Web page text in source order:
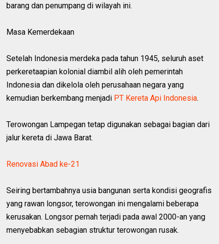
barang dan penumpang di wilayah ini.
Masa Kemerdekaan
Setelah Indonesia merdeka pada tahun 1945, seluruh aset
perkeretaapian kolonial diambil alih oleh pemerintah
Indonesia dan dikelola oleh perusahaan negara yang
kemudian berkembang menjadi PT Kereta Api Indonesia.
Terowongan Lampegan tetap digunakan sebagai bagian dari
jalur kereta di Jawa Barat.
Renovasi Abad ke-21
Seiring bertambahnya usia bangunan serta kondisi geografis
yang rawan longsor, terowongan ini mengalami beberapa
kerusakan. Longsor pernah terjadi pada awal 2000-an yang
menyebabkan sebagian struktur terowongan rusak.